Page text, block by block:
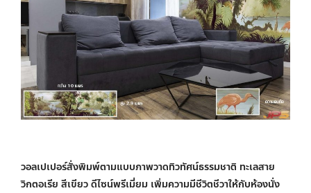
วอลเปเปอร์สั่งพิมพ์ตามแบบภาพวาดทิวทัศน์ธรรมชาติ ทะเลสาย
วิกตอเรีย สีเขียว ดีไซน์พรีเมี่ยม เพิ่มความมีชีวิตชีวาให้กับห้องนั่ง